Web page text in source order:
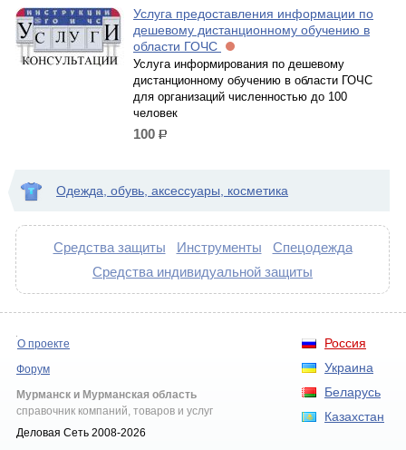
Услуга предоставления информации по
дешевому дистанционному обучению в
области ГОЧС
Услуга информирования по дешевому
дистанционному обучению в области ГОЧС
для организаций численностью до 100
человек
100 р.
Одежда, обувь, аксессуары, косметика
Средства защиты Инструменты
Спецодежда
Средства индивидуальной защиты
Россия
Украина
Беларусь
Казахстан
О проекте
Форум
Мурманск и Мурманская область
справочник компаний, товаров и услуг
Деловая Сеть 2008-2026